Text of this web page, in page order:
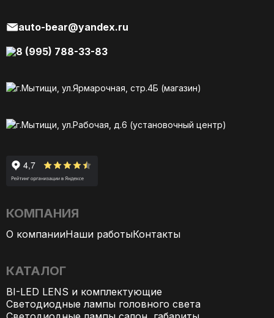
auto-bear@yandex.ru
8 (995) 788-33-83
г.Мытищи, ул.Ярмарочная, стр.4Б (магазин)
г.Мытищи, ул.Рабочая, д.6 (установочный центр)
КОМПАНИЯ
О компанииНаши работыКонтакты
КАТАЛОГ
BI-LED LENS и комплектующие
Светодиодные лампы головного света